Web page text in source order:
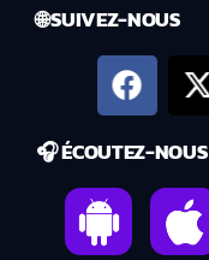
🌐 SUIVEZ-NOUS
🎧 ÉCOUTEZ-NOUS